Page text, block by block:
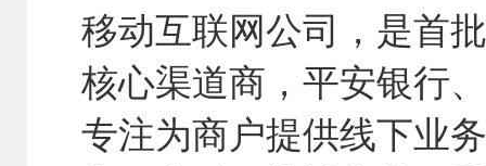
移动互联网公司，是首
核心渠道商，平安银行
专注为商户提供线下业